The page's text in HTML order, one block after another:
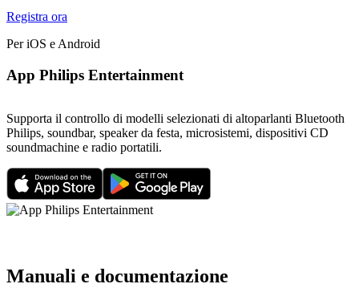
Registra ora
Per iOS e Android
App Philips Entertainment
Supporta il controllo di modelli selezionati di altoparlanti Bluetooth
Philips, soundbar, speaker da festa, microsistemi, dispositivi CD
soundmachine e radio portatili.
Manuali e documentazione